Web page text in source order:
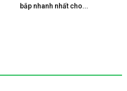
bắp nhanh nhất cho...